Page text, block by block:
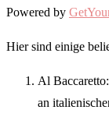
Powered by
Hier sind einige
Al
an